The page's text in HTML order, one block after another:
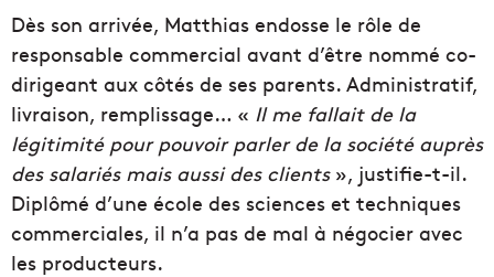
Dès son arrivée, Matthias endosse le rôle de
responsable commercial avant d’être nommé co-
dirigeant aux côtés de ses parents. Administratif,
livraison, remplissage… « Il me fallait de la
légitimité pour pouvoir parler de la société auprès
des salariés mais aussi des clients », justifie-t-il.
Diplômé d’une école des sciences et techniques
commerciales, il n’a pas de mal à négocier avec
les producteurs.